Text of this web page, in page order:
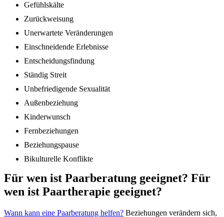
Gefühlskälte
Zurückweisung
Unerwartete Veränderungen
Einschneidende Erlebnisse
Entscheidungsfindung
Ständig Streit
Unbefriedigende Sexualität
Außenbeziehung
Kinderwunsch
Fernbeziehungen
Beziehungspause
Bikulturelle Konflikte
Für wen ist Paarberatung geeignet? Für
wen ist Paartherapie geeignet?
Wann kann eine Paarberatung helfen? Beziehungen verändern sich,